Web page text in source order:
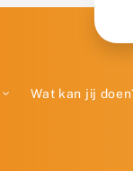
Wat kan jij